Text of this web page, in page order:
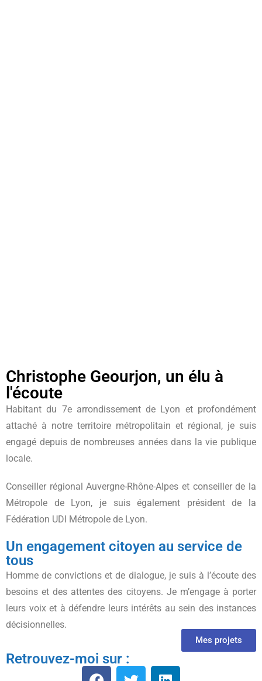
Christophe Geourjon, un élu à
l'écoute
Habitant du 7e arrondissement de Lyon et profondément
attaché à notre territoire métropolitain et régional, je suis
engagé depuis de nombreuses années dans la vie publique
locale.
Conseiller régional Auvergne-Rhône-Alpes et conseiller de la
Métropole de Lyon, je suis également président de la
Fédération UDI Métropole de Lyon.
Un engagement citoyen au service de
tous
Homme de convictions et de dialogue, je suis à l’écoute des
besoins et des attentes des citoyens. Je m’engage à porter
leurs voix et à défendre leurs intérêts au sein des instances
décisionnelles.
Mes projets
Retrouvez-moi sur :